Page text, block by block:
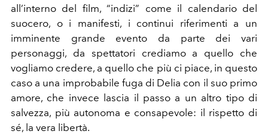
all’interno del film, “indizi” come il calendario del
suocero, o i manifesti, i continui riferimenti a un
imminente grande evento da parte dei vari
personaggi, da spettatori crediamo a quello che
vogliamo credere, a quello che più ci piace, in questo
caso a una improbabile fuga di Delia con il suo primo
amore, che invece lascia il passo a un altro tipo di
salvezza, più autonoma e consapevole: il rispetto di
sé, la vera libertà.